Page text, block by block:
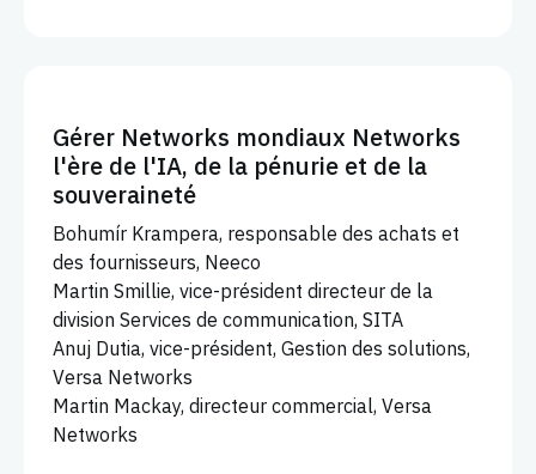
Gérer Networks mondiaux Networks
l'ère de l'IA, de la pénurie et de la
souveraineté
Bohumír Krampera, responsable des achats et
des fournisseurs, Neeco
Martin Smillie, vice-président directeur de la
division Services de communication, SITA
Anuj Dutia, vice-président, Gestion des solutions,
Versa Networks
Martin Mackay, directeur commercial, Versa
Networks